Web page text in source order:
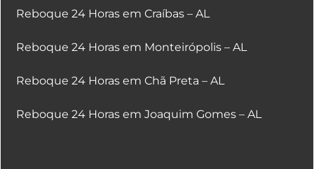
Reboque 24 Horas em Craíbas – AL
Reboque 24 Horas em Monteirópolis – AL
Reboque 24 Horas em Chã Preta – AL
Reboque 24 Horas em Joaquim Gomes – AL